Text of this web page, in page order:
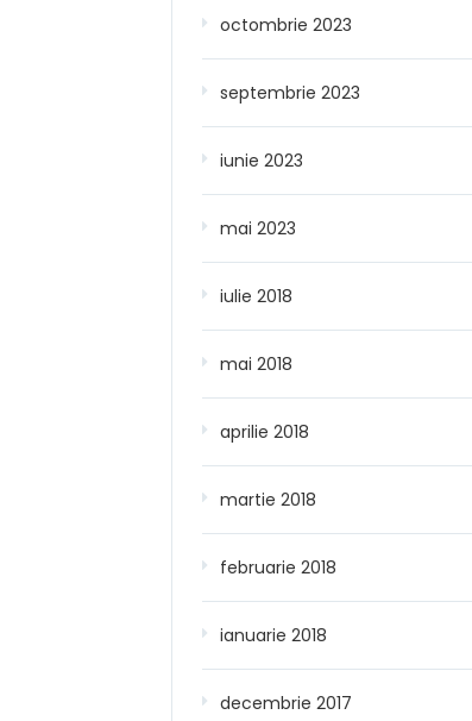
octombrie 2023
septembrie 2023
iunie 2023
mai 2023
iulie 2018
mai 2018
aprilie 2018
martie 2018
februarie 2018
ianuarie 2018
decembrie 2017